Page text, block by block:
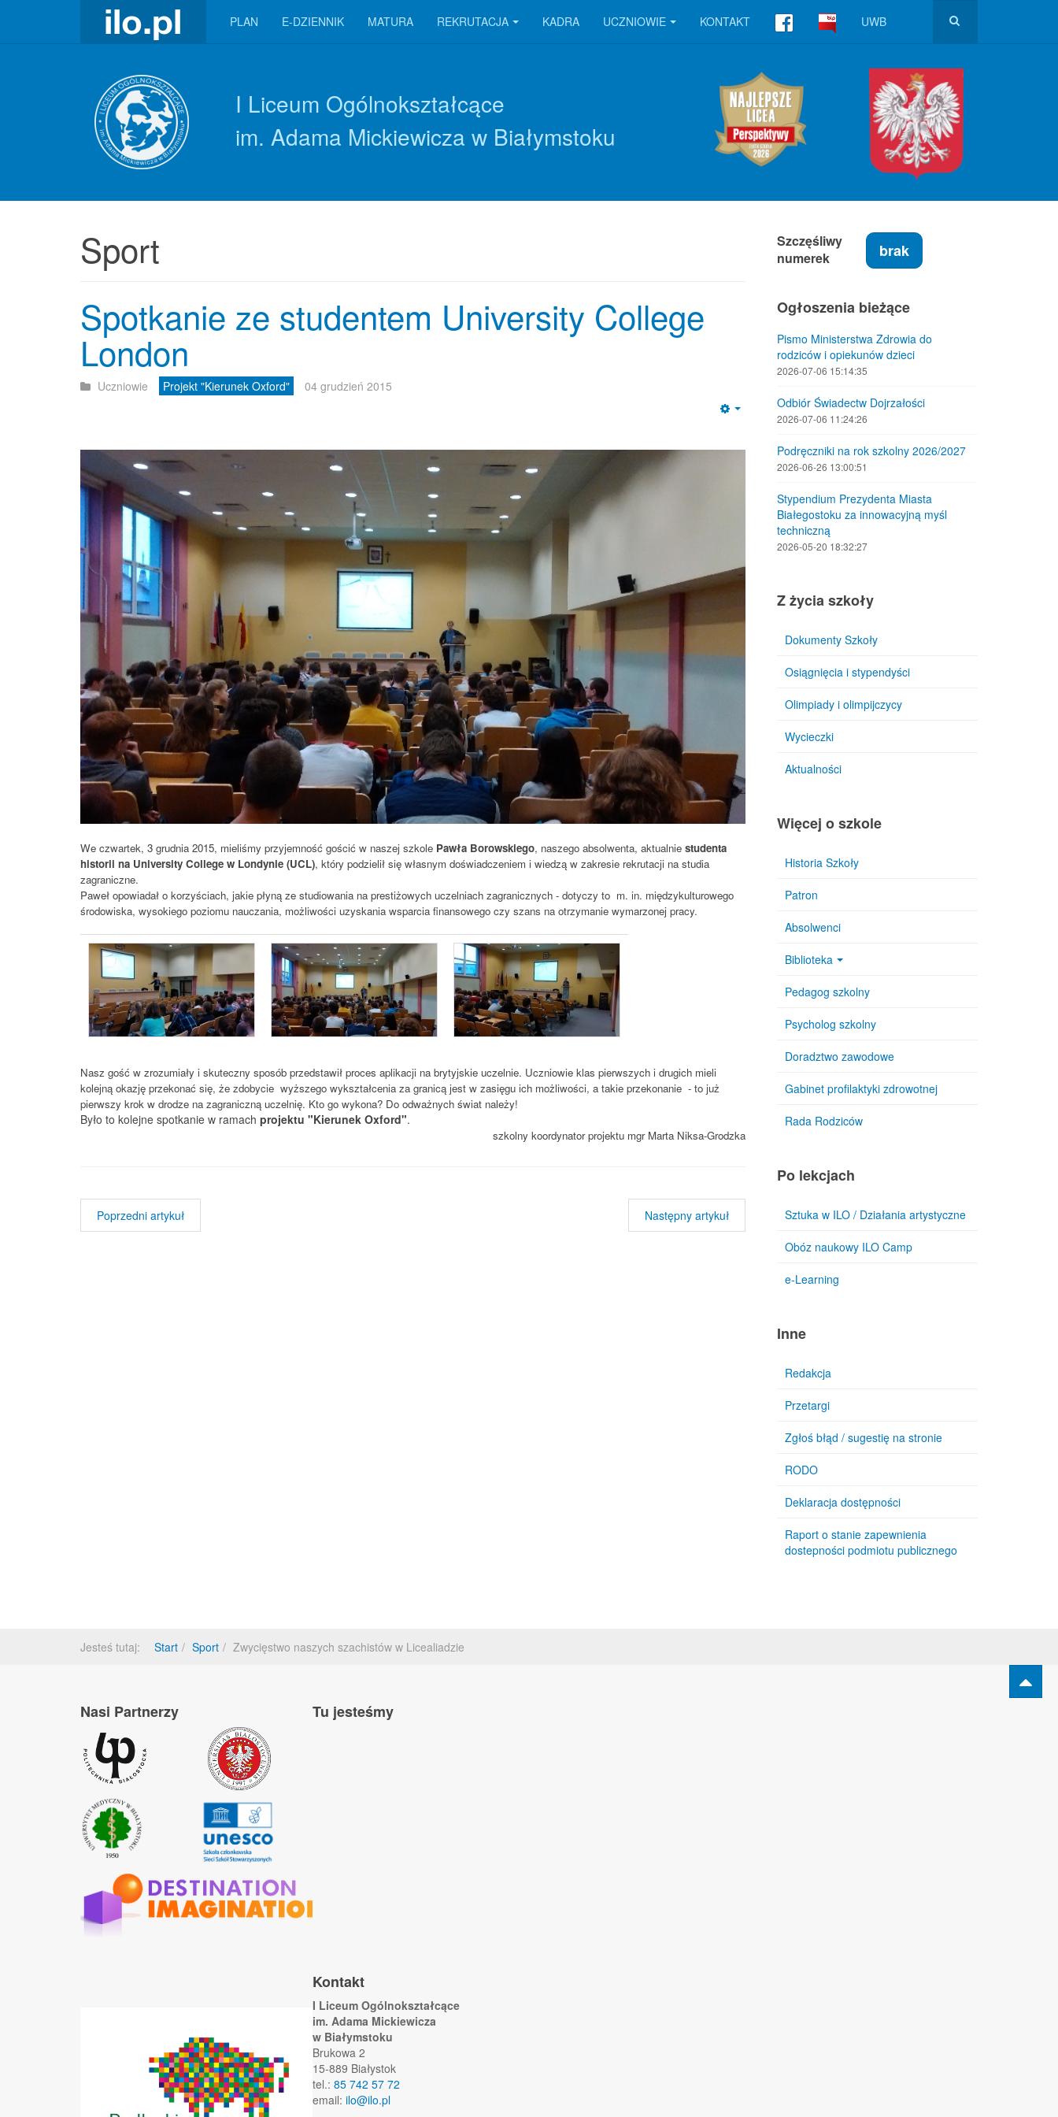
PLAN E-DZIENNIK MATURA REKRUTACJA KADRA UCZNIOWIE KONTAKT UWB
I Liceum Ogólnokształcące
im. Adama Mickiewicza w Białymstoku
Sport
Spotkanie ze studentem University College
London
Uczniowie Projekt "Kierunek Oxford" 04 grudzień 2015
We czwartek, 3 grudnia 2015, mieliśmy przyjemność gościć w naszej szkole Pawła Borowskiego, naszego absolwenta, aktualnie studenta
historii na University College w Londynie (UCL), który podzielił się własnym doświadczeniem i wiedzą w zakresie rekrutacji na studia
zagraniczne.
Paweł opowiadał o korzyściach, jakie płyną ze studiowania na prestiżowych uczelniach zagranicznych - dotyczy to m. in. międzykulturowego
środowiska, wysokiego poziomu nauczania, możliwości uzyskania wsparcia finansowego czy szans na otrzymanie wymarzonej pracy.
Nasz gość w zrozumiały i skuteczny sposób przedstawił proces aplikacji na brytyjskie uczelnie. Uczniowie klas pierwszych i drugich mieli
kolejną okazję przekonać się, że zdobycie wyższego wykształcenia za granicą jest w zasięgu ich możliwości, a takie przekonanie - to już
pierwszy krok w drodze na zagraniczną uczelnię. Kto go wykona? Do odważnych świat należy!
Było to kolejne spotkanie w ramach projektu "Kierunek Oxford".
szkolny koordynator projektu mgr Marta Niksa-Grodzka
Poprzedni artykuł Następny artykuł
Szczęśliwy
numerek
brak
Ogłoszenia bieżące
Pismo Ministerstwa Zdrowia do
rodziców i opiekunów dzieci
2026-07-06 15:14:35
Odbiór Świadectw Dojrzałości
2026-07-06 11:24:26
Podręczniki na rok szkolny 2026/2027
2026-06-26 13:00:51
Stypendium Prezydenta Miasta
Białegostoku za innowacyjną myśl
techniczną
2026-05-20 18:32:27
Z życia szkoły
Dokumenty Szkoły
Osiągnięcia i stypendyści
Olimpiady i olimpijczycy
Wycieczki
Aktualności
Więcej o szkole
Historia Szkoły
Patron
Absolwenci
Biblioteka
Pedagog szkolny
Psycholog szkolny
Doradztwo zawodowe
Gabinet profilaktyki zdrowotnej
Rada Rodziców
Po lekcjach
Sztuka w ILO / Działania artystyczne
Obóz naukowy ILO Camp
e-Learning
Inne
Redakcja
Przetargi
Zgłoś błąd / sugestię na stronie
RODO
Deklaracja dostępności
Raport o stanie zapewnienia
dostepności podmiotu publicznego
Jesteś tutaj: Start Sport Zwycięstwo naszych szachistów w Licealiadzie
Nasi Partnerzy Tu jesteśmy
Kontakt
I Liceum Ogólnokształcące
im. Adama Mickiewicza
w Białymstoku
Brukowa 2
15-889 Białystok
tel.: 85 742 57 72
email: ilo@ilo.pl